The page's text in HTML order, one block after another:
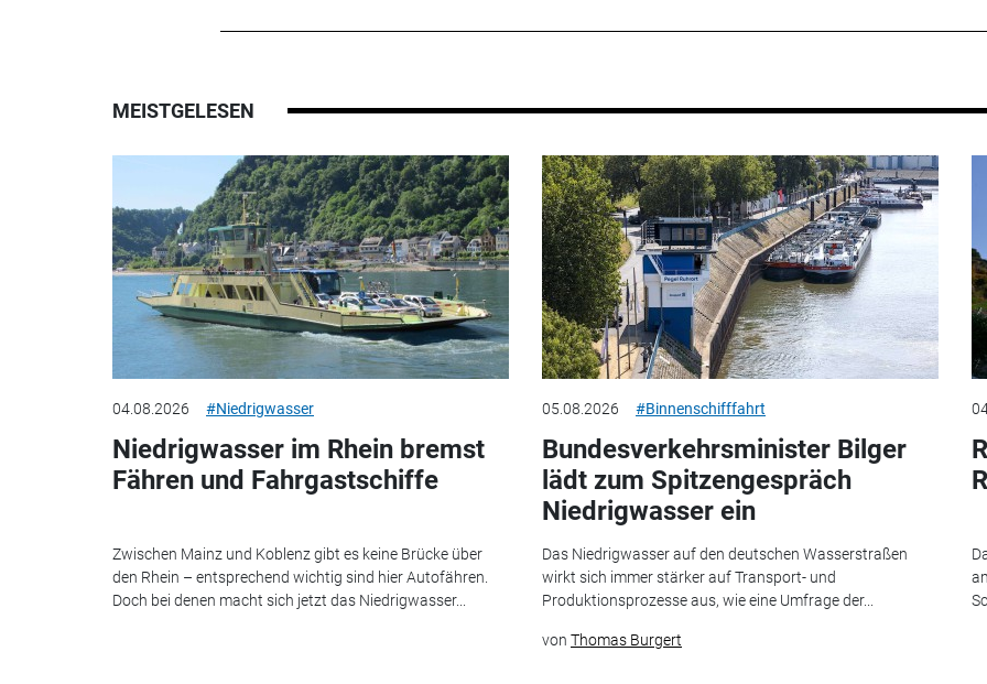
MEISTGELESEN
04.08.2026 #Niedrigwasser
Niedrigwasser im Rhein bremst
Fähren und Fahrgastschiffe
Zwischen Mainz und Koblenz gibt es keine Brücke über
den Rhein – entsprechend wichtig sind hier Autofähren.
Doch bei denen macht sich jetzt das Niedrigwasser...
05.08.2026 #Binnenschifffahrt
Bundesverkehrsminister Bilger
lädt zum Spitzengespräch
Niedrigwasser ein
Das Niedrigwasser auf den deutschen Wasserstraßen
wirkt sich immer stärker auf Transport- und
Produktionsprozesse aus, wie eine Umfrage der...
von Thomas Burgert